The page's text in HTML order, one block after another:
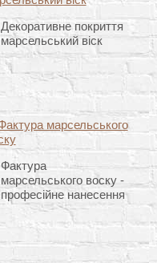
Декоративне покриття
марсельський віск
Фактура
марсельського воску -
професійне нанесення